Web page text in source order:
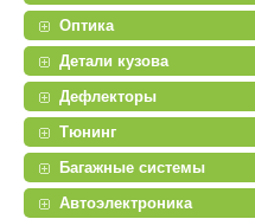
Оптика
Детали кузова
Дефлекторы
Тюнинг
Багажные системы
Автоэлектроника